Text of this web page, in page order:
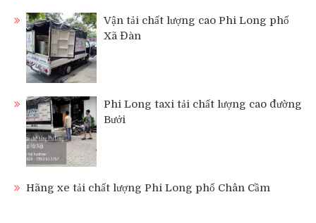
Vận tải chất lượng cao Phi Long phố
Xã Đàn
Phi Long taxi tải chất lượng cao đường
Bưởi
Hãng xe tải chất lượng Phi Long phố Chân Cầm